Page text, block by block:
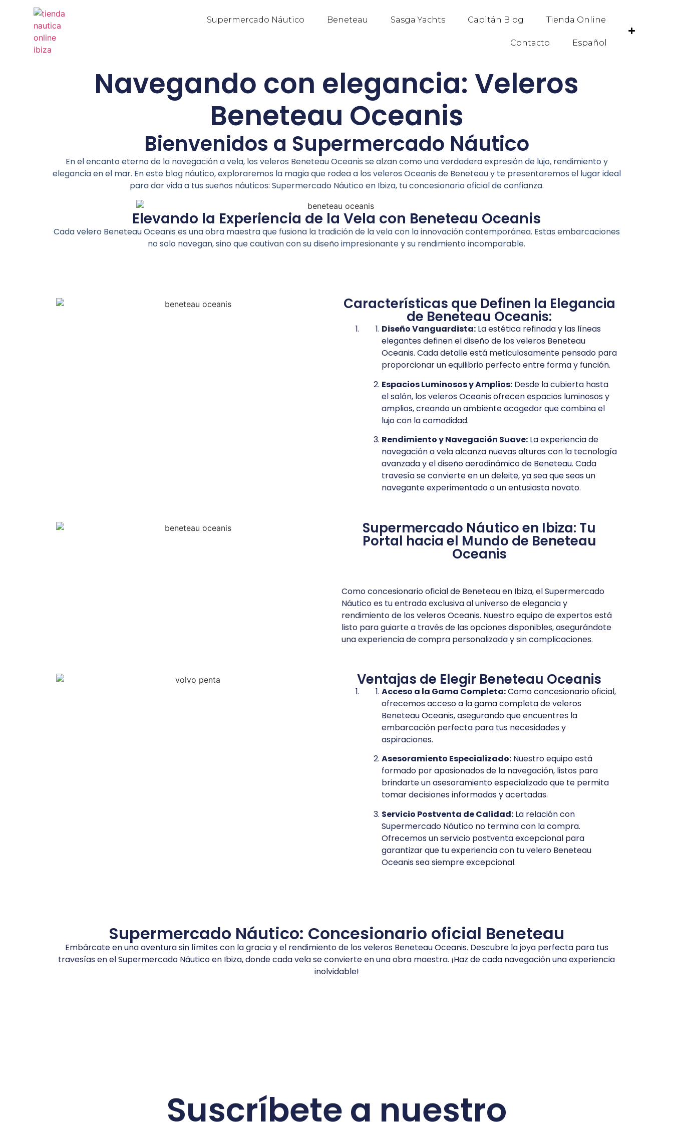
Supermercado Náutico Beneteau Sasga Yachts Capitán Blog Tienda Online
Contacto Español
Navegando con elegancia: Veleros
Beneteau Oceanis
Bienvenidos a Supermercado Náutico
En el encanto eterno de la navegación a vela, los veleros Beneteau Oceanis se alzan como una verdadera expresión de lujo, rendimiento y
elegancia en el mar. En este blog náutico, exploraremos la magia que rodea a los veleros Oceanis de Beneteau y te presentaremos el lugar ideal
para dar vida a tus sueños náuticos: Supermercado Náutico en Ibiza, tu concesionario oficial de confianza.
Elevando la Experiencia de la Vela con Beneteau Oceanis
Cada velero Beneteau Oceanis es una obra maestra que fusiona la tradición de la vela con la innovación contemporánea. Estas embarcaciones
no solo navegan, sino que cautivan con su diseño impresionante y su rendimiento incomparable.
Características que Definen la Elegancia
de Beneteau Oceanis:
Diseño Vanguardista: La estética refinada y las líneas
elegantes definen el diseño de los veleros Beneteau
Oceanis. Cada detalle está meticulosamente pensado para
proporcionar un equilibrio perfecto entre forma y función.
Espacios Luminosos y Amplios: Desde la cubierta hasta
el salón, los veleros Oceanis ofrecen espacios luminosos y
amplios, creando un ambiente acogedor que combina el
lujo con la comodidad.
Rendimiento y Navegación Suave: La experiencia de
navegación a vela alcanza nuevas alturas con la tecnología
avanzada y el diseño aerodinámico de Beneteau. Cada
travesía se convierte en un deleite, ya sea que seas un
navegante experimentado o un entusiasta novato.
Supermercado Náutico en Ibiza: Tu
Portal hacia el Mundo de Beneteau
Oceanis
Como concesionario oficial de Beneteau en Ibiza, el Supermercado
Náutico es tu entrada exclusiva al universo de elegancia y
rendimiento de los veleros Oceanis. Nuestro equipo de expertos está
listo para guiarte a través de las opciones disponibles, asegurándote
una experiencia de compra personalizada y sin complicaciones.
Ventajas de Elegir Beneteau Oceanis
Acceso a la Gama Completa:Como concesionario oficial,
ofrecemos acceso a la gama completa de veleros
Beneteau Oceanis, asegurando que encuentres la
embarcación perfecta para tus necesidades y
aspiraciones.
Asesoramiento Especializado: Nuestro equipo está
formado por apasionados de la navegación, listos para
brindarte un asesoramiento especializado que te permita
tomar decisiones informadas y acertadas.
Servicio Postventa de Calidad: La relación con
Supermercado Náutico no termina con la compra.
Ofrecemos un servicio postventa excepcional para
garantizar que tu experiencia con tu velero Beneteau
Oceanis sea siempre excepcional.
Supermercado Náutico: Concesionario oficial Beneteau
Embárcate en una aventura sin límites con la gracia y el rendimiento de los veleros Beneteau Oceanis. Descubre la joya perfecta para tus
travesías en el Supermercado Náutico en Ibiza, donde cada vela se convierte en una obra maestra. ¡Haz de cada navegación una experiencia
inolvidable!
Suscríbete a nuestro